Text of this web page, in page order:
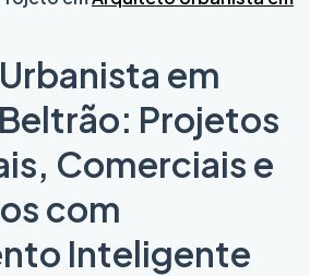
em
Projetos
Comerciais e
com
Inteligente